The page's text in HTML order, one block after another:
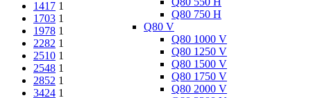
Q80 750 H
Q80 V
Q80 1000 V
Q80 1250 V
Q80 1500 V
Q80 1750 V
Q80 2000 V
1417 1
1703 1
1978 1
2282 1
2510 1
2548 1
2852 1
3424 1